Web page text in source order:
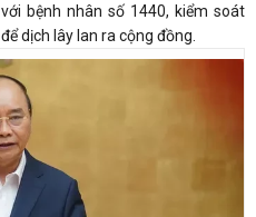
bệnh nhân số 1440, kiểm soát
dịch lây lan ra cộng đồng.